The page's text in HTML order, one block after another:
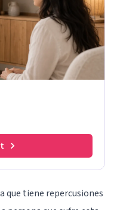
que tiene repercusiones